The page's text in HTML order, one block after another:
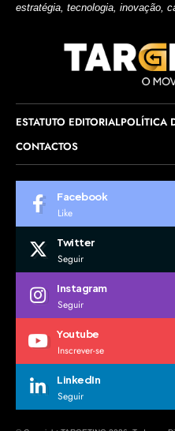
estratégia, tecnologia, inovação,
ESTATUTO EDITORIALPOLÍTICA
CONTACTOS
Facebook
Like
Twitter
Seguir
Instagram
Seguir
Youtube
Inscrever-se
LinkedIn
Seguir